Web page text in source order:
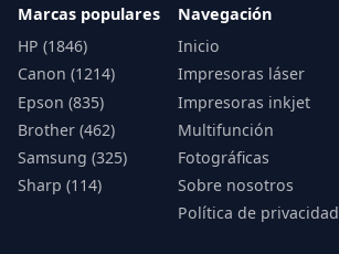
Marcas populares
HP (1846)
Canon (1214)
Epson (835)
Brother (462)
Samsung (325)
Sharp (114)
Navegación
Inicio
Impresoras láser
Impresoras inkjet
Multifunción
Fotográficas
Sobre nosotros
Política de privacidad